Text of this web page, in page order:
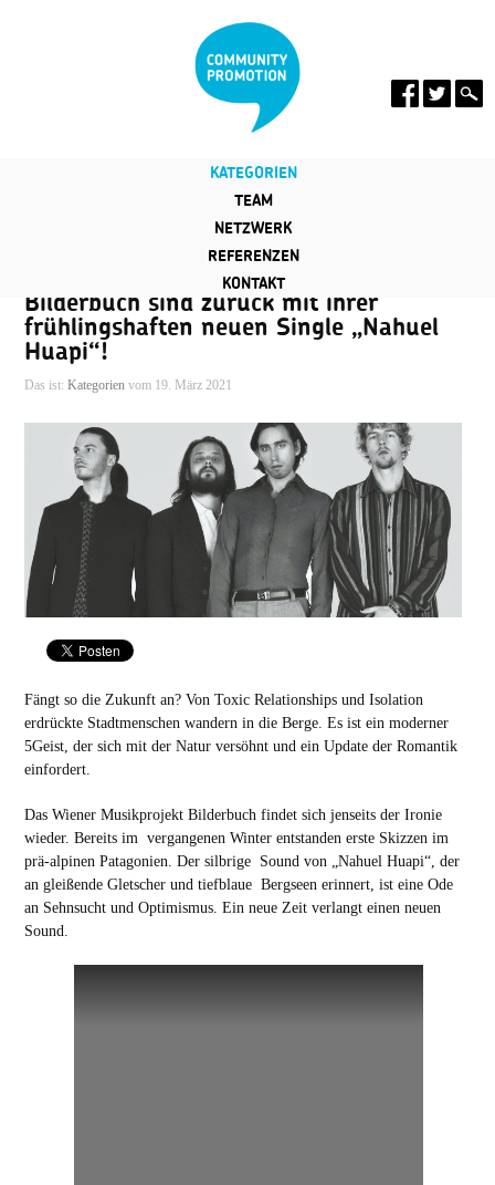
KATEGORIEN
TEAM
NETZWERK
REFERENZEN
KONTAKT
Bilderbuch sind zurück mit ihrer
frühlingshaften neuen Single „Nahuel
Huapi“!
Das ist: Kategorienvom 19. März 2021
Fängt so die Zukunft an? Von Toxic Relationships und Isolation
erdrückte Stadtmenschen wandern in die Berge. Es ist ein moderner
5Geist, der sich mit der Natur versöhnt und ein Update der Romantik
einfordert.
Das Wiener Musikprojekt Bilderbuch findet sich jenseits der Ironie
wieder. Bereits im vergangenen Winter entstanden erste Skizzen im
prä-alpinen Patagonien. Der silbrige Sound von „Nahuel Huapi“, der
an gleißende Gletscher und tiefblaue Bergseen erinnert, ist eine Ode
an Sehnsucht und Optimismus. Ein neue Zeit verlangt einen neuen
Sound.